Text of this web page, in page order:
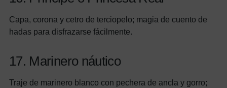
Capa, corona y cetro de terciopelo; magia de cuento de
hadas para disfrazarse fácilmente.
17. Marinero náutico
Traje de marinero blanco con pechera de ancla y gorro;